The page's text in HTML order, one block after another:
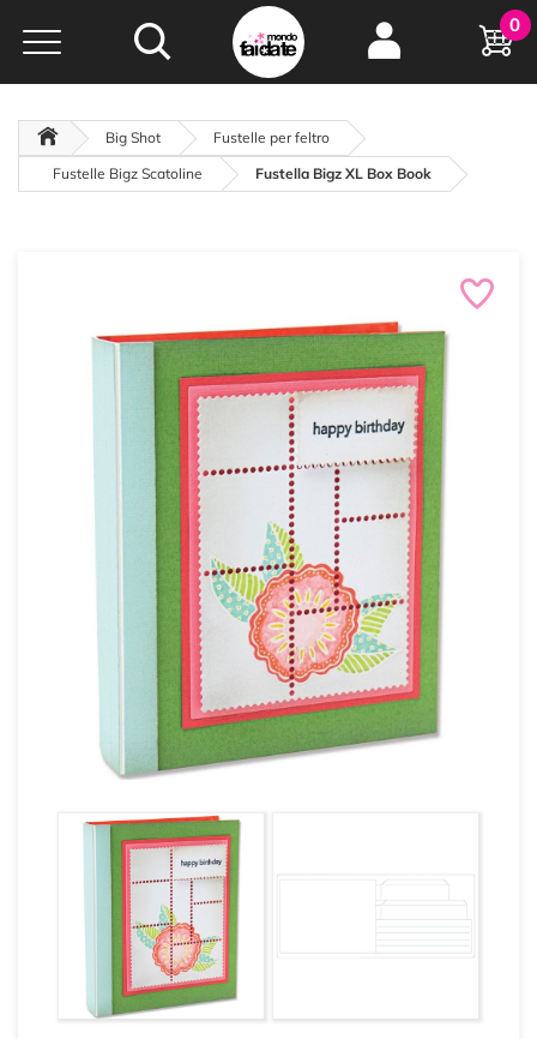
Hobby e
creatività...
oltre 15 anni online
0
Big Shot
Fustelle per feltro
Fustelle Bigz Scatoline
Fustella Bigz XL Box Book